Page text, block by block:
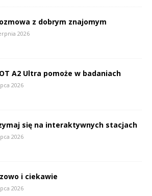
z dobrym znajomym
2026
A2 Ultra pomoże w badaniach
2026
się na interaktywnych stacjach
2026
i ciekawie
2026